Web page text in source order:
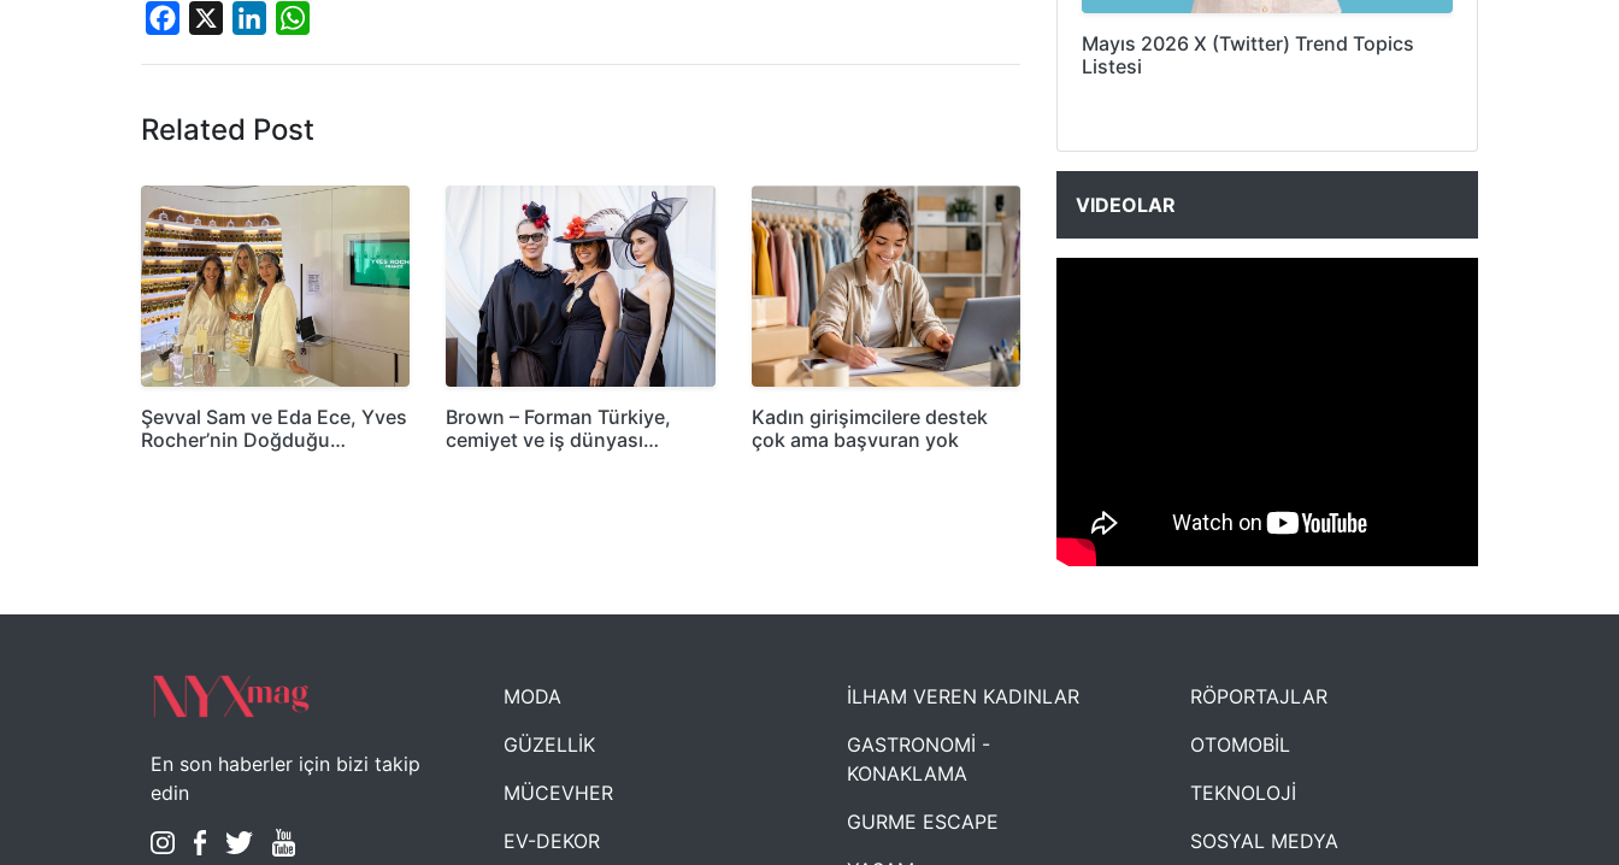
Facebook LinkedIn
Related Post
Şevval Sam ve Eda Ece, Yves
Rocher’nin Doğduğu…
Brown – Forman Türkiye,
cemiyet ve iş dünyası…
Kadın girişimcilere destek
çok ama başvuran yok
Mayıs 2026 X (Twitter) Trend Topics
Listesi
VIDEOLAR
NYXmag 2. Yaş Kutlama Etkinliği
En son haberler için bizi takip
edin
MODA
GÜZELLİK
MÜCEVHER
EV-DEKOR
İLHAM VEREN KADINLAR
GASTRONOMİ -
KONAKLAMA
GURME ESCAPE
RÖPORTAJLAR
OTOMOBİL
TEKNOLOJİ
SOSYAL MEDYA